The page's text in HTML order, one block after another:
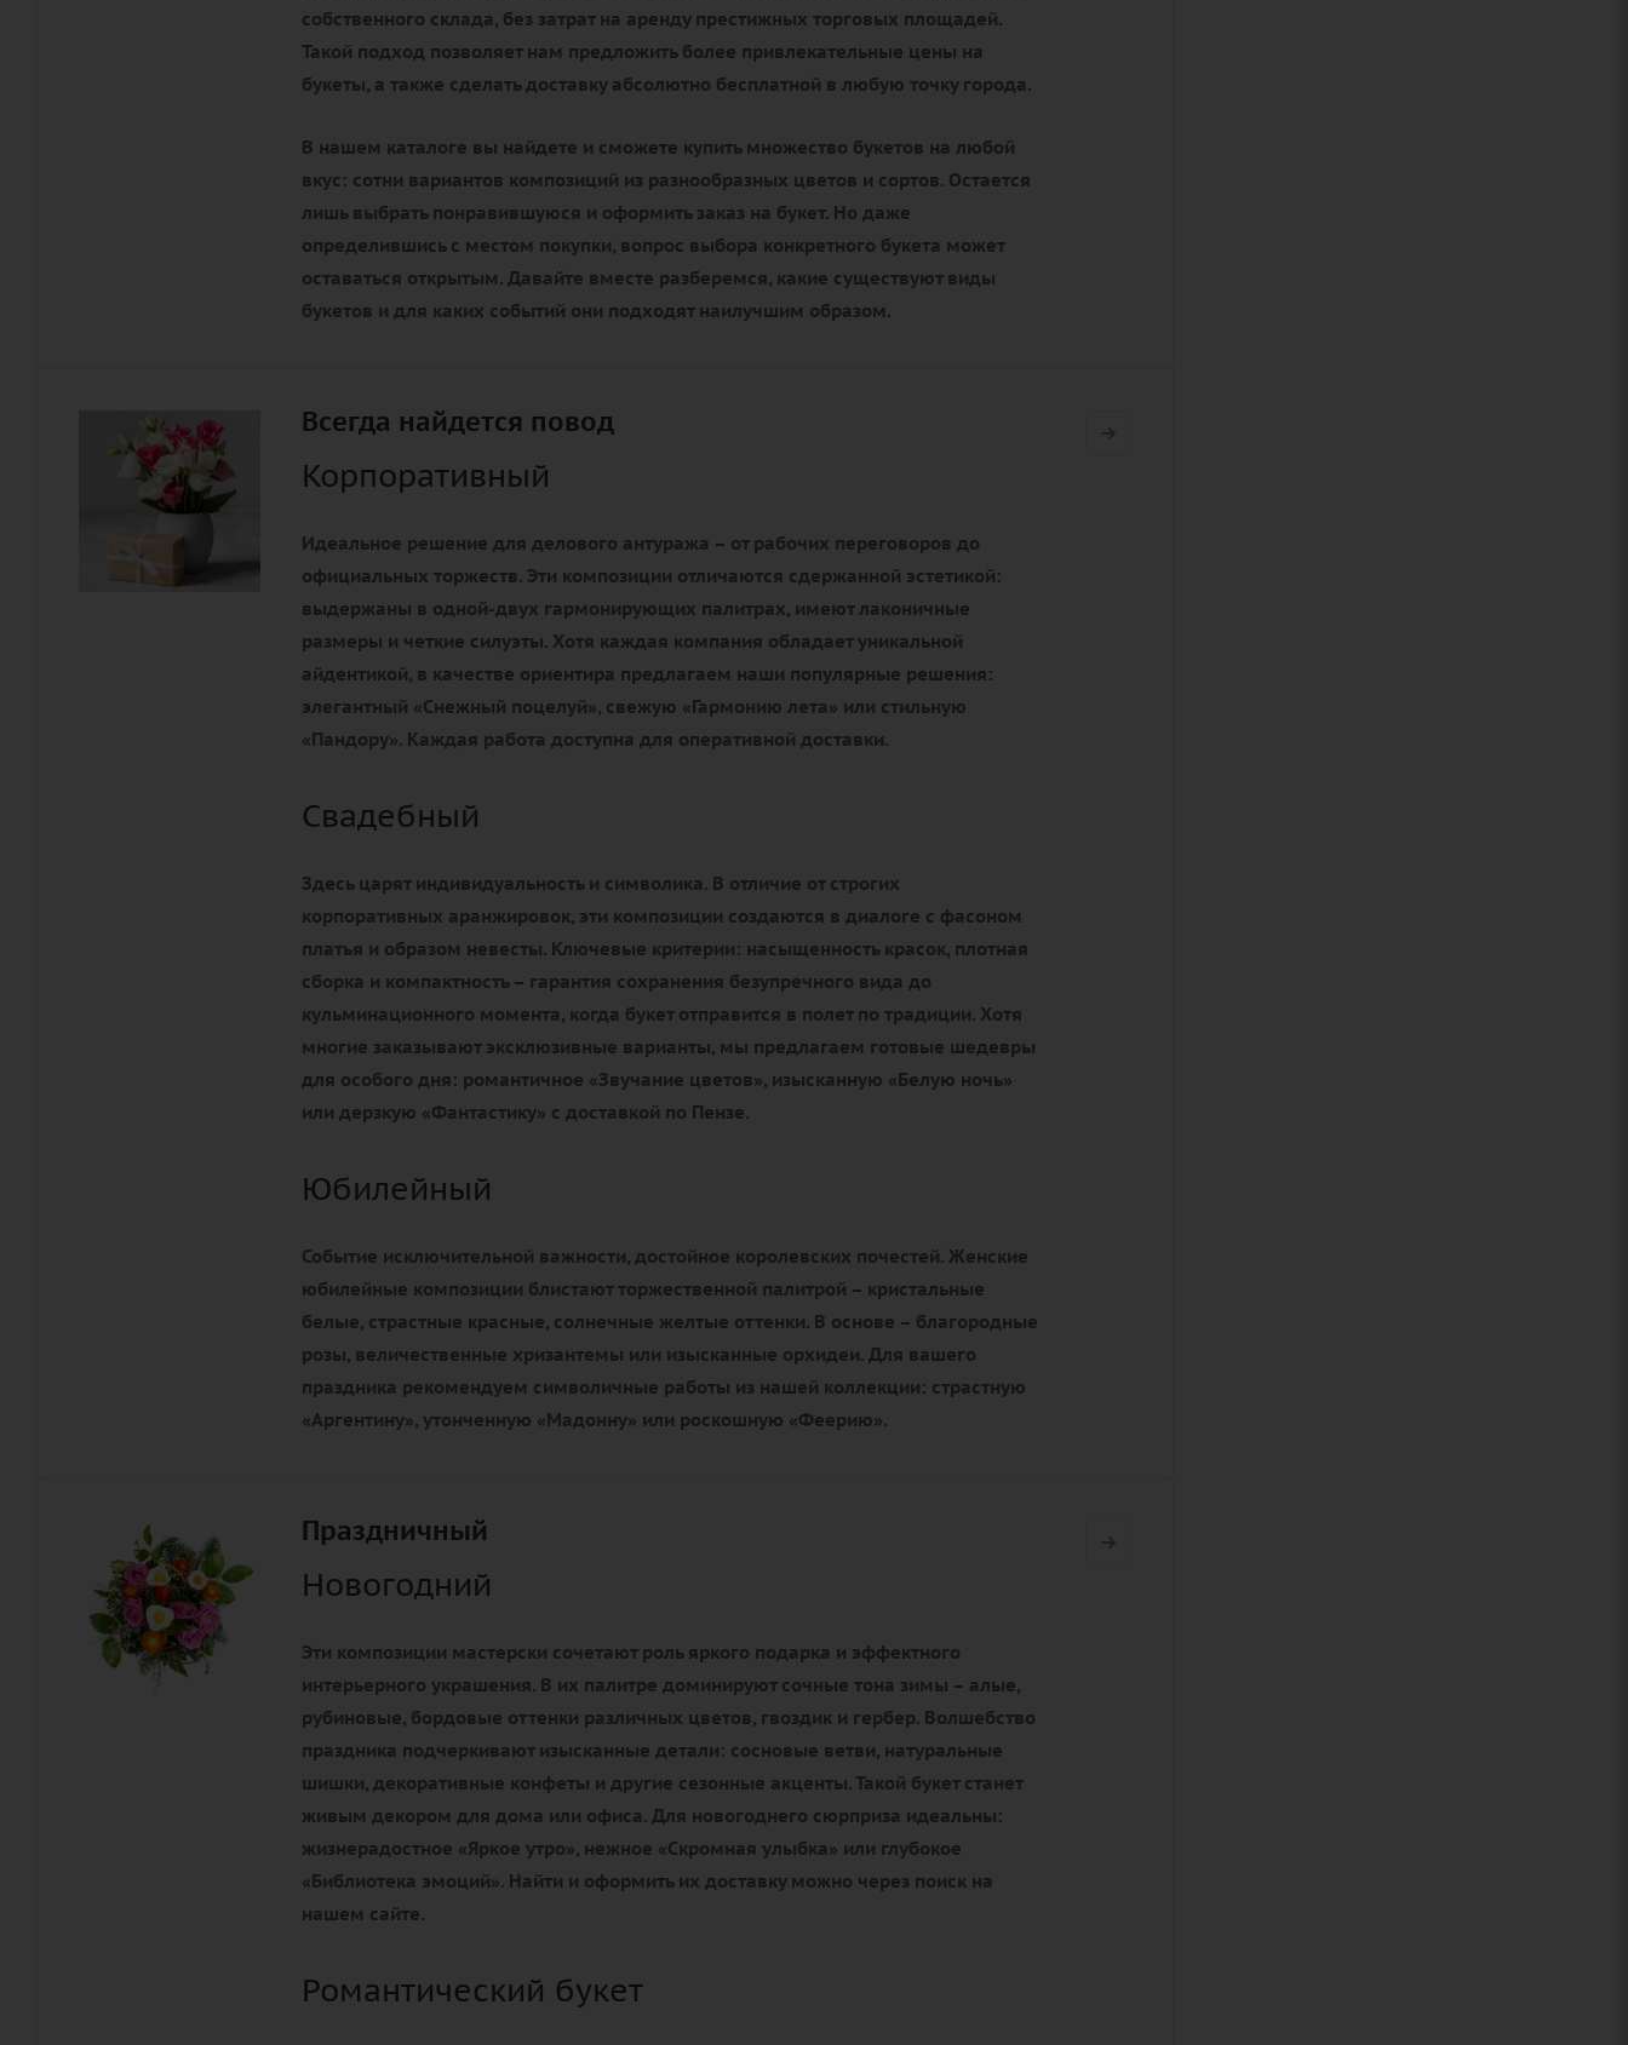
собственного склада, без затрат на аренду престижных торговых площадей.
Такой подход позволяет нам предложить более привлекательные цены на
букеты, а также сделать доставку абсолютно бесплатной в любую точку города.
В нашем каталоге вы найдете и сможете купить множество букетов на любой
вкус: сотни вариантов композиций из разнообразных цветов и сортов. Остается
лишь выбрать понравившуюся и оформить заказ на букет. Но даже
определившись с местом покупки, вопрос выбора конкретного букета может
оставаться открытым. Давайте вместе разберемся, какие существуют виды
букетов и для каких событий они подходят наилучшим образом.
Всегда найдется повод
Корпоративный
Идеальное решение для делового антуража – от рабочих переговоров до
официальных торжеств. Эти композиции отличаются сдержанной эстетикой:
выдержаны в одной-двух гармонирующих палитрах, имеют лаконичные
размеры и четкие силуэты. Хотя каждая компания обладает уникальной
айдентикой, в качестве ориентира предлагаем наши популярные решения:
элегантный «Снежный поцелуй», свежую «Гармонию лета» или стильную
«Пандору». Каждая работа доступна для оперативной доставки.
Свадебный
Здесь царят индивидуальность и символика. В отличие от строгих
корпоративных аранжировок, эти композиции создаются в диалоге с фасоном
платья и образом невесты. Ключевые критерии: насыщенность красок, плотная
сборка и компактность – гарантия сохранения безупречного вида до
кульминационного момента, когда букет отправится в полет по традиции. Хотя
многие заказывают эксклюзивные варианты, мы предлагаем готовые шедевры
для особого дня: романтичное «Звучание цветов», изысканную «Белую ночь»
или дерзкую «Фантастику» с доставкой по Пензе.
Юбилейный
Событие исключительной важности, достойное королевских почестей. Женские
юбилейные композиции блистают торжественной палитрой – кристальные
белые, страстные красные, солнечные желтые оттенки. В основе – благородные
розы, величественные хризантемы или изысканные орхидеи. Для вашего
праздника рекомендуем символичные работы из нашей коллекции: страстную
«Аргентину», утонченную «Мадонну» или роскошную «Феерию».
Праздничный
Новогодний
Эти композиции мастерски сочетают роль яркого подарка и эффектного
интерьерного украшения. В их палитре доминируют сочные тона зимы – алые,
рубиновые, бордовые оттенки различных цветов, гвоздик и гербер. Волшебство
праздника подчеркивают изысканные детали: сосновые ветви, натуральные
шишки, декоративные конфеты и другие сезонные акценты. Такой букет станет
живым декором для дома или офиса. Для новогоднего сюрприза идеальны:
жизнерадостное «Яркое утро», нежное «Скромная улыбка» или глубокое
«Библиотека эмоций». Найти и оформить их доставку можно через поиск на
нашем сайте.
Романтический букет